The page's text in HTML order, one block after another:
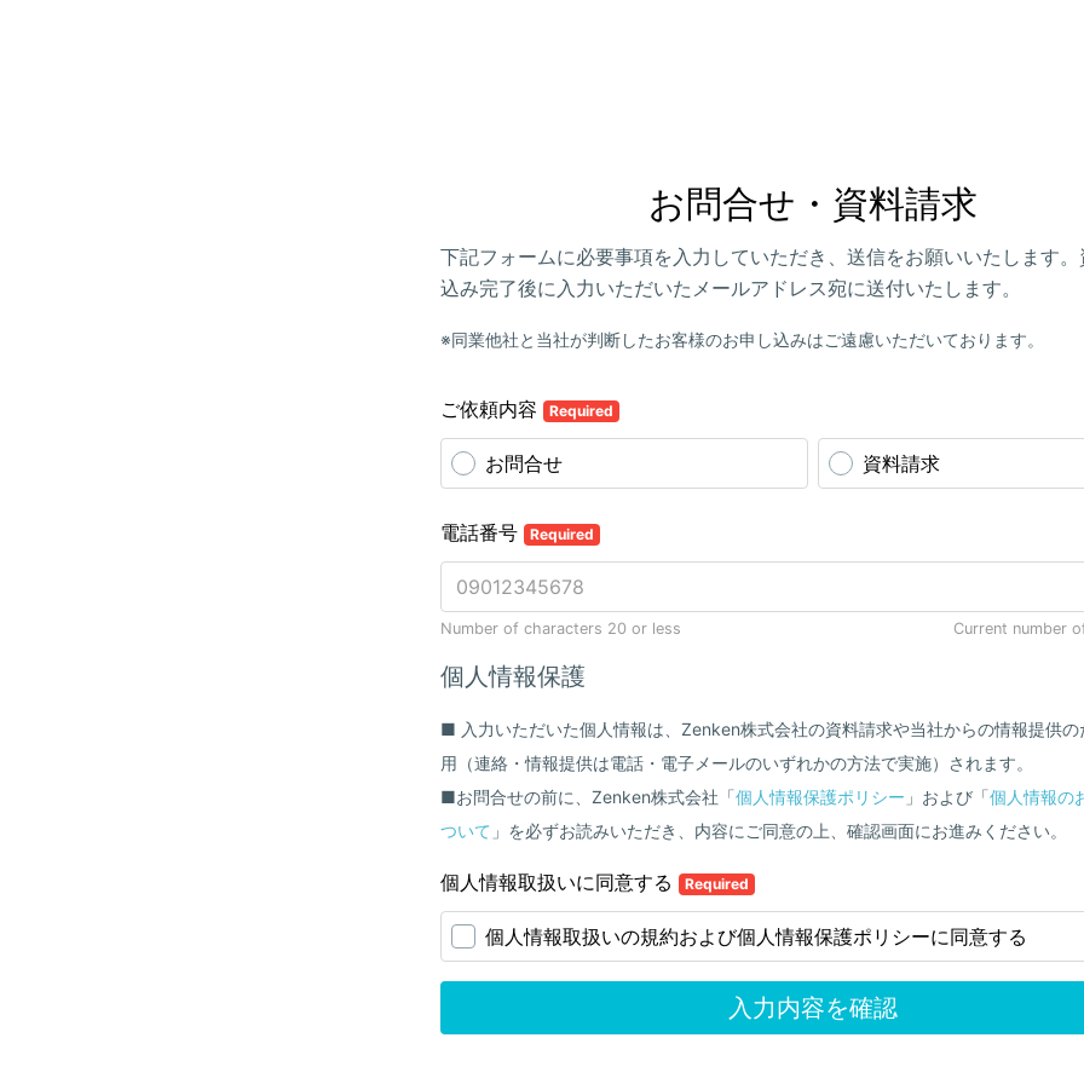
お問合せ・資料請求
下記フォームに必要事項を入力していただき、送信をお願いいたします。
込み完了後に入力いただいたメールアドレス宛に送付いたします。
※同業他社と当社が判断したお客様のお申し込みはご遠慮いただいております。
ご依頼内容 Required
お問合せ 資料請求
電話番号 Required
Number of characters 20 or less Current number
個人情報保護
■ 入力いただいた個人情報は、Zenken株式会社の資料請求や当社からの情報提供の
用（連絡・情報提供は電話・電子メールのいずれかの方法で実施）されます。
■お問合せの前に、Zenken株式会社「個人情報保護ポリシー 」および「個人情報の
ついて 」を必ずお読みいただき、内容にご同意の上、確認画面にお進みください。
個人情報取扱いに同意する Required
個人情報取扱いの規約および個人情報保護ポリシーに同意する
入力内容を確認